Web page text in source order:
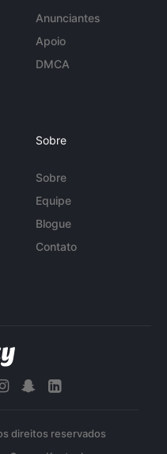
Anunciantes
Apoio
DMCA
Sobre
Sobre
Equipe
Blogue
Contato
direitos reservados